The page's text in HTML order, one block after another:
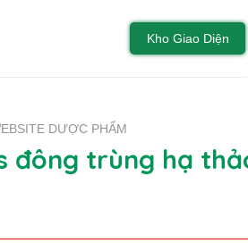
Kho Giao Diện
DƯỢC PHẨM
đông trùng hạ